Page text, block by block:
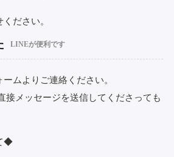
ださい。
LINEが便利です
ムよりご連絡ください。
接メッセージを送信してくださっても
◆